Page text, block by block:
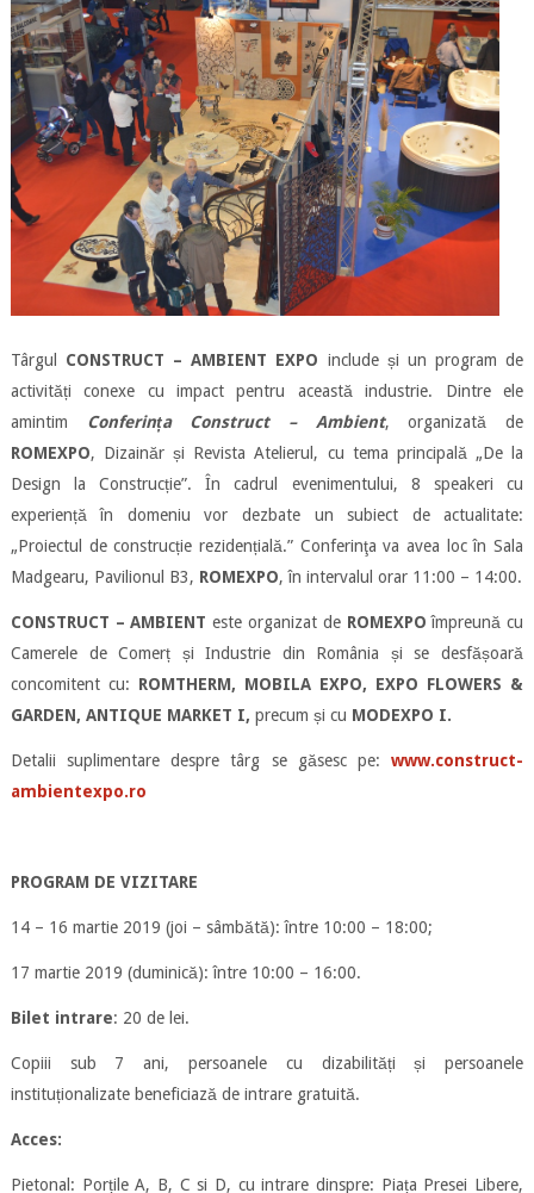
Târgul CONSTRUCT – AMBIENT EXPO include și un program de
activități conexe cu impact pentru această industrie. Dintre ele
amintim Conferința Construct – Ambient, organizată de
ROMEXPO, Dizainăr și Revista Atelierul, cu tema principală „De la
Design la Construcție”. În cadrul evenimentului, 8 speakeri cu
experiență în domeniu vor dezbate un subiect de actualitate:
„Proiectul de construcție rezidențială.” Conferinţa va avea loc în Sala
Madgearu, Pavilionul B3, ROMEXPO, în intervalul orar 11:00 – 14:00.
CONSTRUCT – AMBIENT este organizat de ROMEXPO împreună cu
Camerele de Comerț și Industrie din România și se desfășoară
concomitent cu: ROMTHERM, MOBILA EXPO, EXPO FLOWERS &
GARDEN, ANTIQUE MARKET I, precum și cu MODEXPO I.
Detalii suplimentare despre târg se găsesc pe:www.construct-
ambientexpo.ro
PROGRAM DE VIZITARE
14 – 16 martie 2019 (joi – sâmbătă): între 10:00 – 18:00;
17 martie 2019 (duminică): între 10:00 – 16:00.
Bilet intrare: 20 de lei.
Copiii sub 7 ani, persoanele cu dizabilități și persoanele
instituționalizate beneficiază de intrare gratuită.
Acces:
Pietonal: Porțile A, B, C si D, cu intrare dinspre: Piața Presei Libere,